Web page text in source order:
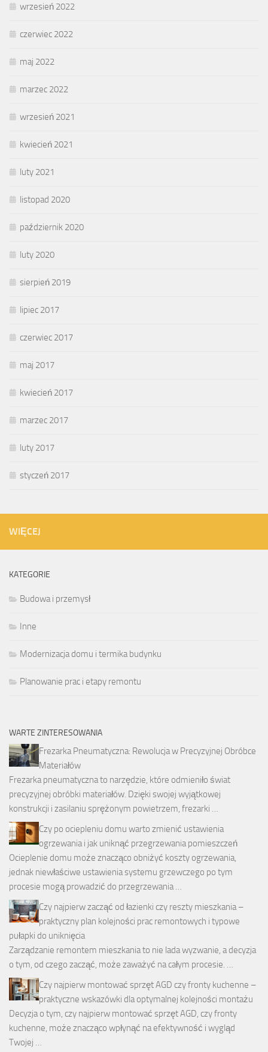
wrzesień 2022
czerwiec 2022
maj 2022
marzec 2022
wrzesień 2021
kwiecień 2021
luty 2021
listopad 2020
październik 2020
luty 2020
sierpień 2019
lipiec 2017
czerwiec 2017
maj 2017
kwiecień 2017
marzec 2017
luty 2017
styczeń 2017
WIĘCEJ
KATEGORIE
Budowa i przemysł
Inne
Modernizacja domu i termika budynku
Planowanie prac i etapy remontu
WARTE ZINTERESOWANIA
Frezarka Pneumatyczna: Rewolucja w Precyzyjnej Obróbce
Materiałów
Frezarka pneumatyczna to narzędzie, które odmieniło świat
precyzyjnej obróbki materiałów. Dzięki swojej wyjątkowej
konstrukcji i zasilaniu sprężonym powietrzem, frezarki …
Czy po ociepleniu domu warto zmienić ustawienia
ogrzewania i jak uniknąć przegrzewania pomieszczeń
Ocieplenie domu może znacząco obniżyć koszty ogrzewania,
jednak niewłaściwe ustawienia systemu grzewczego po tym
procesie mogą prowadzić do przegrzewania …
Czy najpierw zacząć od łazienki czy reszty mieszkania –
praktyczny plan kolejności prac remontowych i typowe
pułapki do uniknięcia
Zarządzanie remontem mieszkania to nie lada wyzwanie, a decyzja
o tym, od czego zacząć, może zaważyć na całym procesie. …
Czy najpierw montować sprzęt AGD czy fronty kuchenne –
praktyczne wskazówki dla optymalnej kolejności montażu
Decyzja o tym, czy najpierw montować sprzęt AGD, czy fronty
kuchenne, może znacząco wpłynąć na efektywność i wygląd
Twojej …